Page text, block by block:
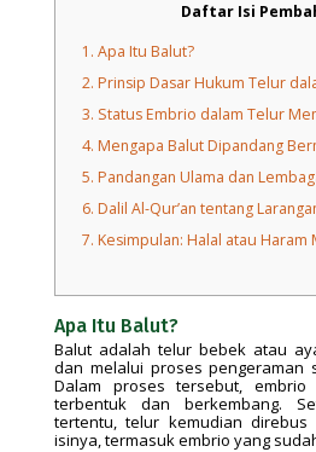
Daftar Isi
1. Apa Itu Balut?
2. Prinsip Dasar Hukum Telur
3. Status Embrio dalam Telur
4. Mengapa Balut Dipandang
5. Pandangan Ulama dan
6. Dalil Al-Qur’an tentang
7. Kesimpulan: Halal atau Haram
Apa Itu Balut?
Balut adalah telur bebek atau
dan melalui proses pengeraman
Dalam proses tersebut,
terbentuk dan berkembang.
tertentu, telur kemudian
isinya, termasuk embrio yang